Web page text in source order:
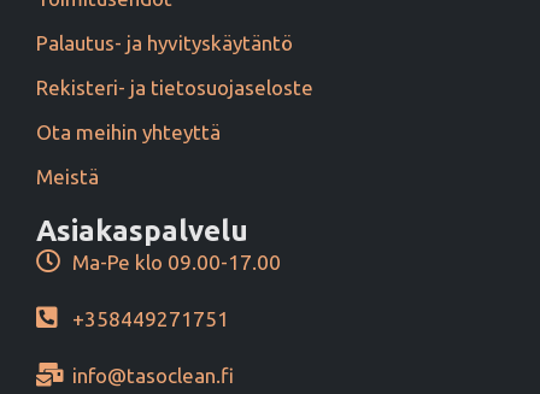
Palautus- ja hyvityskäytäntö
Rekisteri- ja tietosuojaseloste
Ota meihin yhteyttä
Meistä
Asiakaspalvelu
Ma-Pe klo 09.00-17.00
+358449271751
info@tasoclean.fi